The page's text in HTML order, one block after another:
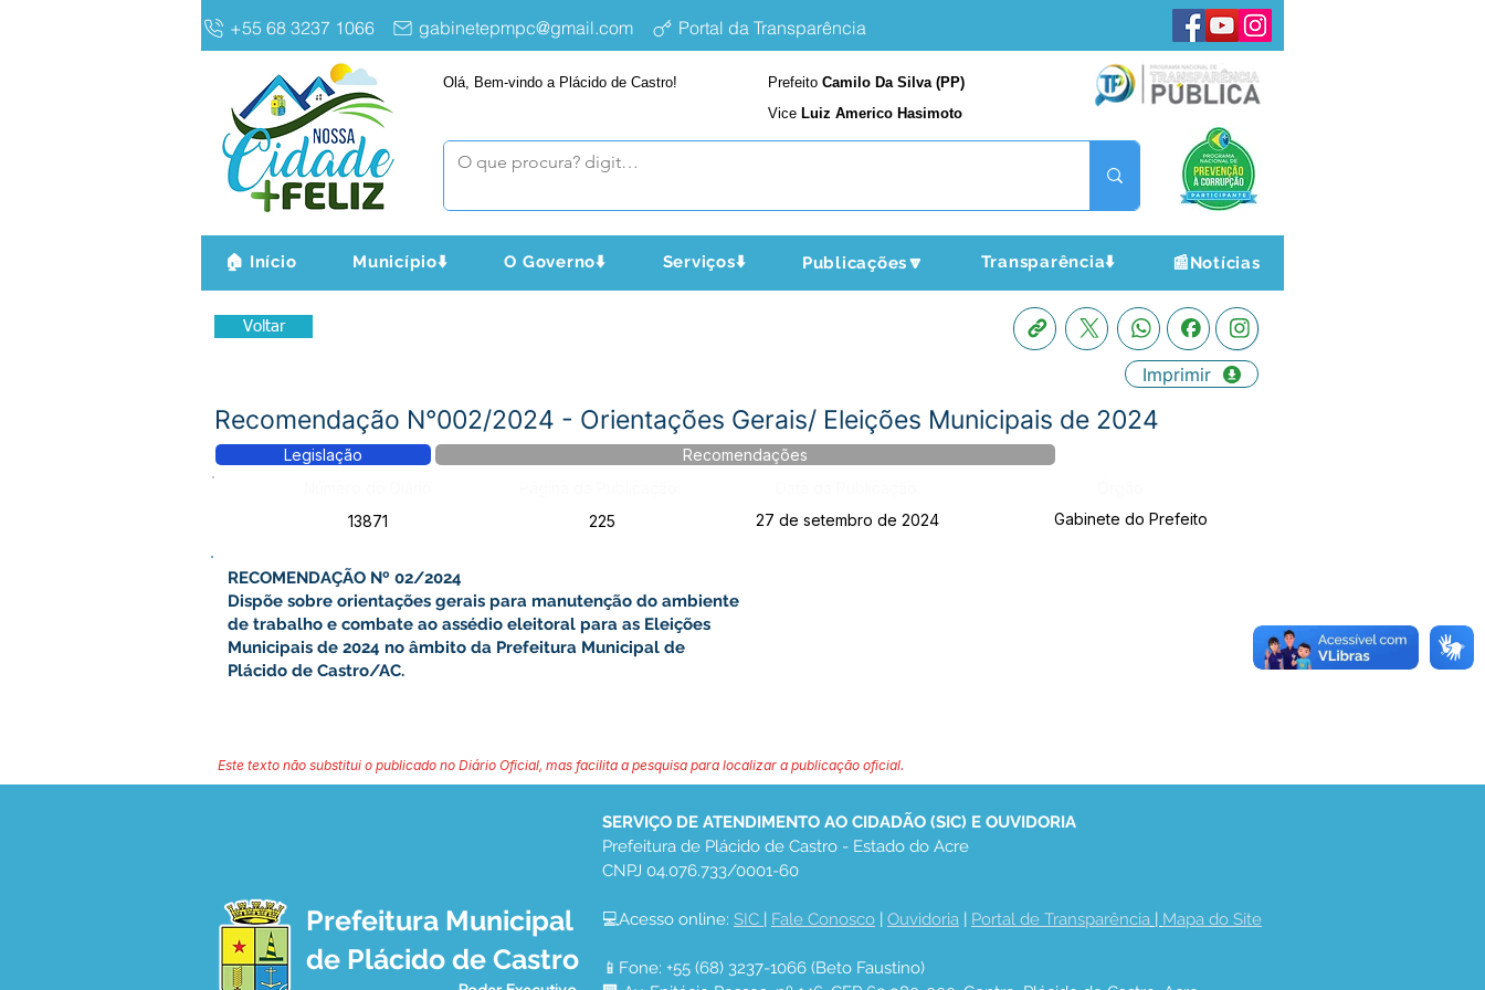
+55 68 3237 1066 gabinetepmpc@gmail.com Portal da Transparência
Olá, Bem-vindo a Plácido de Castro! Prefeito Camilo Da Silva (PP)
Vice Luiz Americo Hasimoto
🏠 Início Município⬇️ O Governo⬇️ Serviços⬇️ Publicações🔽 Transparência⬇️ 📰Notícias
Voltar
Imprimir
Recomendação N°002/2024 - Orientações Gerais/ Eleições Municipais de 2024
Legislação
Recomendações
13871
225 27 de setembro de 2024 Gabinete do Prefeito
RECOMENDAÇÃO Nº 02/2024
Dispõe sobre orientações gerais para manutenção do ambiente
de trabalho e combate ao assédio eleitoral para as Eleições
Municipais de 2024 no âmbito da Prefeitura Municipal de
Plácido de Castro/AC.
Este texto não substitui o publicado no Diário Oficial, mas facilita a pesquisa para localizar a publicação oficial.
Prefeitura Municipal
de Plácido de Castro
SERVIÇO DE ATENDIMENTO AO CIDADÃO (SIC) E OUVIDORIA
Prefeitura de Plácido de Castro - Estado do Acre
CNPJ 04.076.733/0001-60
💻Acesso online: SIC | Fale Conosco | Ouvidoria | Portal de Transparência | Mapa do Site
📱Fone: +55 (68) 3237-1066 (Beto Faustino)